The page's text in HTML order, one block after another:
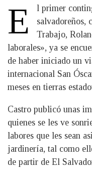
E
l primer
salvadoreños,
Trabajo,
laborales», ya se
de haber iniciado un
internacional San
meses en tierras
Castro publicó unas
quienes se les ve
labores que les sean
jardinería, tal como
de partir de El